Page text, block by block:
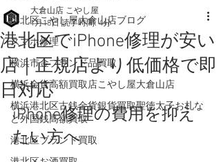
港北区こやし屋大倉山店ブログ
スマホ修理
横浜市金ブランド品買取
横浜金貨高額買取店こやし屋大倉山店
横浜港北区古銭金貨銀貨買取聖徳太子お札な
ど外国銭高額買取
港北区ブランド買取
港北区でiPhone修理が安い
店｜正規店より低価格で即
日対応
大倉山店 こやし屋
1月18日 読了時間: 4分
iPhone修理の費用を抑え
たい方へ